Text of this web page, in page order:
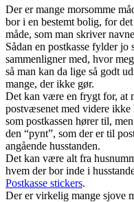
Der er mange morsomme
bor i en bestemt bolig, for
måde, som man skriver
Sådan en postkasse fylder jo
sammenligner med, hvor
så man kan da lige så godt
mange, der ikke gør.
Det kan være en frygt for, at
postvæsenet med videre
som postkassen hører til,
den “pynt”, som der er til
angående husstanden.
Det kan være alt fra
hvem der bor inde i
Postkasse stickers.
Der er virkelig mange sjove